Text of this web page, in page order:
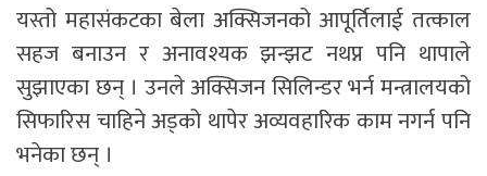
यस्तो महासंकटका बेला अक्सिजनको आपूर्तिलाई तत्काल
सहज बनाउन र अनावश्यक झन्झट नथप्न पनि थापाले
सुझाएका छन् । उनले अक्सिजन सिलिन्डर भर्न मन्त्रालयको
सिफारिस चाहिने अड्को थापेर अव्यवहारिक काम नगर्न पनि
भनेका छन् ।